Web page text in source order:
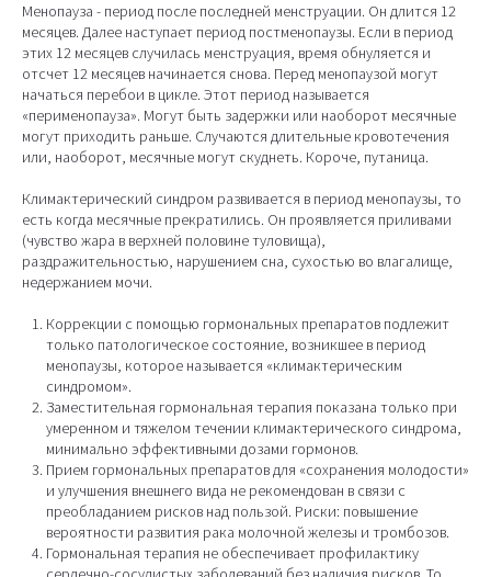
Менопауза - период после последней менструации. Он длится 12
месяцев. Далее наступает период постменопаузы. Если в период
этих 12 месяцев случилась менструация, время обнуляется и
отсчет 12 месяцев начинается снова. Перед менопаузой могут
начаться перебои в цикле. Этот период называется
«перименопауза». Могут быть задержки или наоборот месячные
могут приходить раньше. Случаются длительные кровотечения
или, наоборот, месячные могут скуднеть. Короче, путаница.
Климактерический синдром развивается в период менопаузы, то
есть когда месячные прекратились. Он проявляется приливами
(чувство жара в верхней половине туловища),
раздражительностью, нарушением сна, сухостью во влагалище,
недержанием мочи.
Коррекции с помощью гормональных препаратов подлежит
только патологическое состояние, возникшее в период
менопаузы, которое называется «климактерическим
синдромом».
Заместительная гормональная терапия показана только при
умеренном и тяжелом течении климактерического синдрома,
минимально эффективными дозами гормонов.
Прием гормональных препаратов для «сохранения молодости»
и улучшения внешнего вида не рекомендован в связи с
преобладанием рисков над пользой. Риски: повышение
вероятности развития рака молочной железы и тромбозов.
Гормональная терапия не обеспечивает профилактику